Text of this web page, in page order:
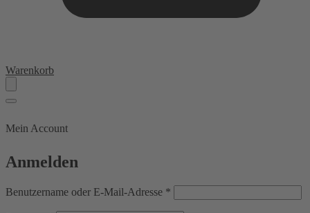
Warenkorb
Mein Account
Anmelden
Benutzername oder E-Mail-Adresse *